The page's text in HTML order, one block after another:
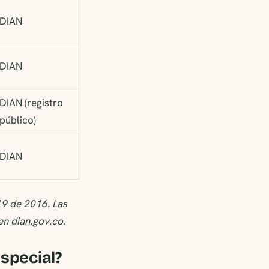
DIAN
DIAN
DIAN (registro
público)
DIAN
de 2016. Las
dian.gov.co.